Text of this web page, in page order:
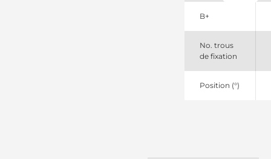
B+
No. trous
de fixation
Position (°)